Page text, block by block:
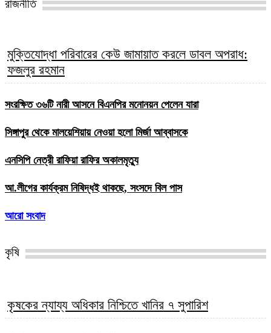
রাজনীতি
মুক্তিযোদ্ধা পরিবারের কেউ জামায়াত করলে ডাবল অপরাধ:
ফজলুর রহমান
সংরক্ষিত ৩৬টি নারী আসনে বিএনপির মনোনয়ন পেলেন যারা
সিঙ্গাপুর থেকে মালয়েশিয়ায় নেওয়া হলো মির্জা আব্বাসকে
এনসিপি নেত্রী রাফিয়া রাফির অকালমৃত্যু
আ.লীগের কার্যক্রম নিষিদ্ধই থাকছে, সংসদে বিল পাস
আরো সংবাদ
কৃষি
কৃষকের ন্যায্য অধিকার নিশ্চিতে খানির ৭ সুপারিশ